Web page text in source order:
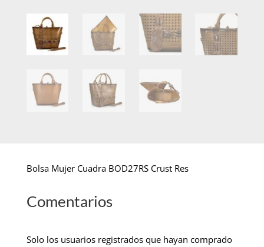
Bolsa Mujer Cuadra BOD27RS Crust Res
Comentarios
Solo los usuarios registrados que hayan comprado